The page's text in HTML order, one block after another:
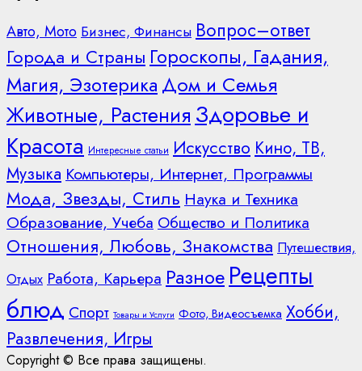
Авто, Мото Бизнес, Финансы Вопрос–ответ
Города и Страны Гороскопы, Гадания,
Магия, Эзотерика Дом и Семья
Животные, Растения Здоровье и
Красота Интересные статьи Искусство Кино, ТВ,
Музыка Компьютеры, Интернет, Программы
Мода, Звезды, Стиль Наука и Техника
Образование, Учеба Общество и Политика
Отношения, Любовь, Знакомства Путешествия,
Отдых Работа, Карьера Разное Рецепты
блюд Спорт Товары и Услуги Фото, Видеосъемка Хобби,
Развлечения, Игры
Copyright © Все права защищены.